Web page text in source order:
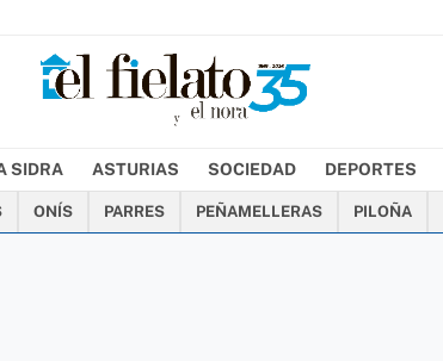
SIDRA ASTURIAS SOCIEDAD DEPORTES
ONÍS PARRES PEÑAMELLERAS PILOÑA